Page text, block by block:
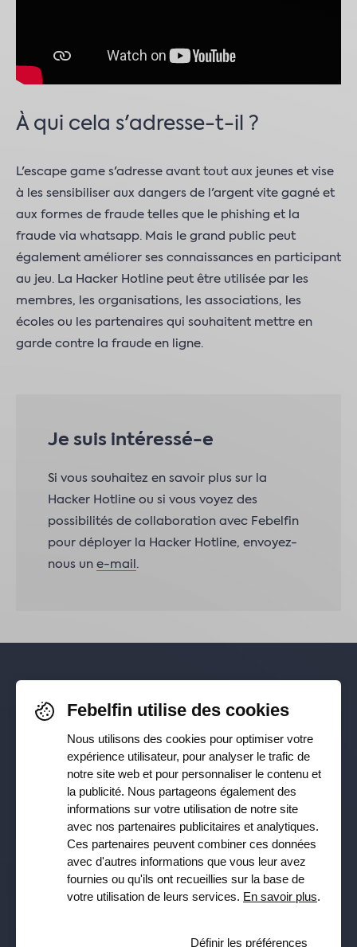
À qui cela s'adresse-t-il ?
L'escape game s'adresse avant tout aux jeunes et vise
à les sensibiliser aux dangers de l'argent vite gagné et
aux formes de fraude telles que le phishing et la
fraude via whatsapp. Mais le grand public peut
également améliorer ses connaissances en participant
au jeu. La Hacker Hotline peut être utilisée par les
membres, les organisations, les associations, les
écoles ou les partenaires qui souhaitent mettre en
garde contre la fraude en ligne.
Je suis intéressé-e
Si vous souhaitez en savoir plus sur la
Hacker Hotline ou si vous voyez des
possibilités de collaboration avec Febelfin
pour déployer la Hacker Hotline, envoyez-
nous un e-mail .
Pour rester informé-e de nos
dernières actualités, suivez-nous sur
Facebook,TikTok,X,LinkedIn&
Instagram
Recevez notre newsletter
Souscrire
Febelfin utilise des cookies
Nous utilisons des cookies pour optimiser votre
expérience utilisateur, pour analyser le trafic de
notre site web et pour personnaliser le contenu et
la publicité. Nous partageons également des
informations sur votre utilisation de notre site
avec nos partenaires publicitaires et analytiques.
Ces partenaires peuvent combiner ces données
avec d'autres informations que vous leur avez
fournies ou qu'ils ont recueillies sur la base de
votre utilisation de leurs services. En savoir plus.
Définir les préférences